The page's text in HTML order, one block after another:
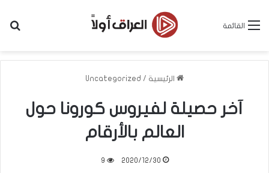
القائمة
الرئيسية /
Uncategorized
آخر حصيلة لفيروس كورونا حول
العالم بالأرقام
2020/12/30
9